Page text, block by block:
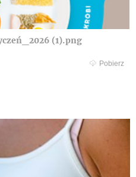
(1).png
Pobierz